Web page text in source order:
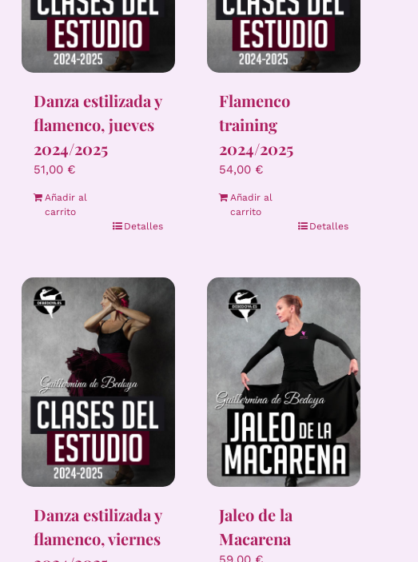
Danza estilizada y
flamenco, jueves
2024/2025
51,00 €
Añadir al
carrito
Detalles
Flamenco
training
2024/2025
54,00 €
Añadir al
carrito
Detalles
Danza estilizada y
flamenco, viernes
Jaleo de la
Macarena